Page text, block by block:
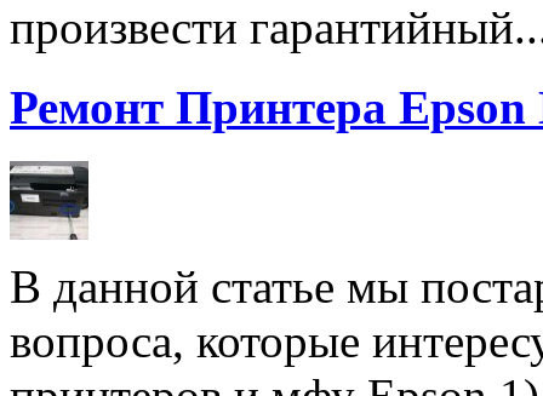
произвести
Ремонт Принтера
В данной статье мы
вопроса, которые